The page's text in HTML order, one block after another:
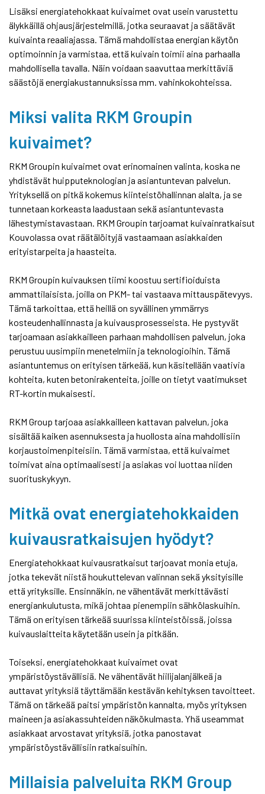
Lisäksi energiatehokkaat kuivaimet ovat usein varustettu
älykkäillä ohjausjärjestelmillä, jotka seuraavat ja säätävät
kuivainta reaaliajassa. Tämä mahdollistaa energian käytön
optimoinnin ja varmistaa, että kuivain toimii aina parhaalla
mahdollisella tavalla. Näin voidaan saavuttaa merkittäviä
säästöjä energiakustannuksissa mm. vahinkokohteissa.
Miksi valita RKM Groupin
kuivaimet?
RKM Groupin kuivaimet ovat erinomainen valinta, koska ne
yhdistävät huipputeknologian ja asiantuntevan palvelun.
Yrityksellä on pitkä kokemus kiinteistöhallinnan alalta, ja se
tunnetaan korkeasta laadustaan sekä asiantuntevasta
lähestymistavastaan. RKM Groupin tarjoamat kuivainratkaisut
Kouvolassa ovat räätälöityjä vastaamaan asiakkaiden
erityistarpeita ja haasteita.
RKM Groupin kuivauksen tiimi koostuu sertifioiduista
ammattilaisista, joilla on PKM- tai vastaava mittauspätevyys.
Tämä tarkoittaa, että heillä on syvällinen ymmärrys
kosteudenhallinnasta ja kuivausprosesseista. He pystyvät
tarjoamaan asiakkailleen parhaan mahdollisen palvelun, joka
perustuu uusimpiin menetelmiin ja teknologioihin. Tämä
asiantuntemus on erityisen tärkeää, kun käsitellään vaativia
kohteita, kuten betonirakenteita, joille on tietyt vaatimukset
RT-kortin mukaisesti.
RKM Group tarjoaa asiakkailleen kattavan palvelun, joka
sisältää kaiken asennuksesta ja huollosta aina mahdollisiin
korjaustoimenpiteisiin. Tämä varmistaa, että kuivaimet
toimivat aina optimaalisesti ja asiakas voi luottaa niiden
suorituskykyyn.
Mitkä ovat energiatehokkaiden
kuivausratkaisujen hyödyt?
Energiatehokkaat kuivausratkaisut tarjoavat monia etuja,
jotka tekevät niistä houkuttelevan valinnan sekä yksityisille
että yrityksille. Ensinnäkin, ne vähentävät merkittävästi
energiankulutusta, mikä johtaa pienempiin sähkölaskuihin.
Tämä on erityisen tärkeää suurissa kiinteistöissä, joissa
kuivauslaitteita käytetään usein ja pitkään.
Toiseksi, energiatehokkaat kuivaimet ovat
ympäristöystävällisiä. Ne vähentävät hiilijalanjälkeä ja
auttavat yrityksiä täyttämään kestävän kehityksen tavoitteet.
Tämä on tärkeää paitsi ympäristön kannalta, myös yrityksen
maineen ja asiakassuhteiden näkökulmasta. Yhä useammat
asiakkaat arvostavat yrityksiä, jotka panostavat
ympäristöystävällisiin ratkaisuihin.
Millaisia palveluita RKM Group